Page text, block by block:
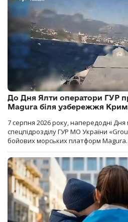
До Дня Ялти оператори ГУР
Magura біля узбережжя
7 серпня 2026 року, напередодні
спецпідрозділу ГУР МО України
бойових морських платформ Magura.